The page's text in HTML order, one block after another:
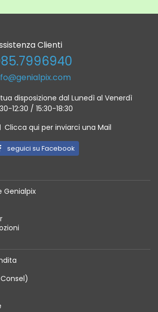
Clienti
disposizione dal Lunedì al Venerdì
12:30 / 15:30-18:30
Clicca qui per inviarci una Mail
seguici su Facebook
Genialpix